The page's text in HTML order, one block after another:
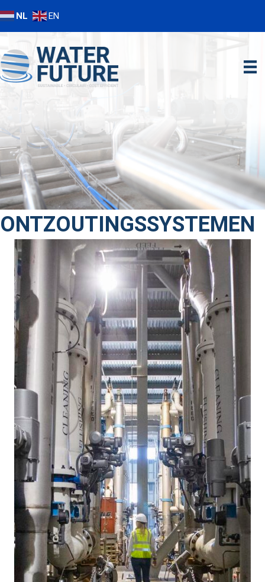
NL EN
ONTZOUTINGSSYSTEMEN